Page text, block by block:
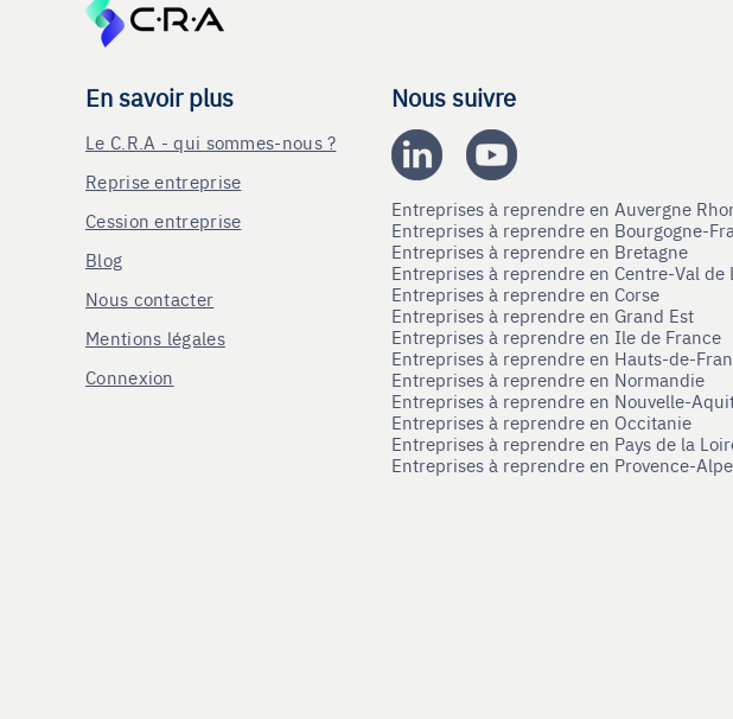
En savoir plus
Le C.R.A - qui sommes-nous ?
Reprise entreprise
Cession entreprise
Blog
Nous contacter
Mentions légales
Connexion
Nous suivre
Entreprises à reprendre en Auvergne
Entreprises à reprendre en Bourgogne-
Entreprises à reprendre en Bretagne
Entreprises à reprendre en Centre-Val de
Entreprises à reprendre en Corse
Entreprises à reprendre en Grand Est
Entreprises à reprendre en Ile de France
Entreprises à reprendre en Hauts-de-
Entreprises à reprendre en Normandie
Entreprises à reprendre en Nouvelle-
Entreprises à reprendre en Occitanie
Entreprises à reprendre en Pays de la
Entreprises à reprendre en Provence-